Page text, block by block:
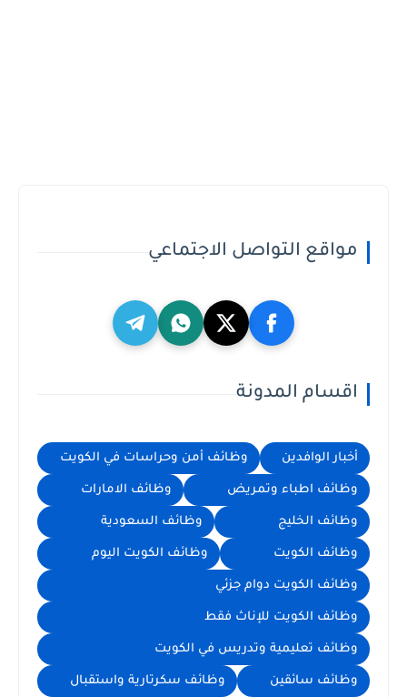
مواقع التواصل الاجتماعي
اقسام المدونة
أخبار الوافدين وظائف أمن وحراسات في الكويت
وظائف اطباء وتمريض وظائف الامارات
وظائف الخليج وظائف السعودية
وظائف الكويت وظائف الكويت اليوم
وظائف الكويت دوام جزئي
وظائف الكويت للإناث فقط
وظائف تعليمية وتدريس في الكويت
وظائف سائقين وظائف سكرتارية واستقبال